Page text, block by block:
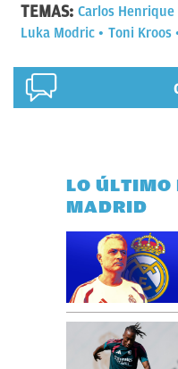
TEMAS: Carlos Henrique
Luka Modric
Toni Kroos
LO ÚLTIMO
MADRID